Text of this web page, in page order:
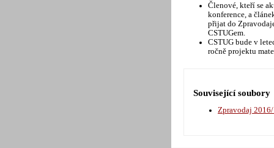
Členové, kteří se
konference, a
přijat do
CSTUGem.
CSTUG bude v
ročně projektu
Související soubory
Zpravodaj